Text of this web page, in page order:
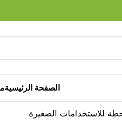
الصفحة الرئيسية
للاستخدامات الصغيرة